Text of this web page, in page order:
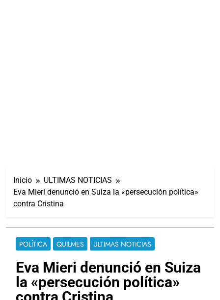
Inicio
ULTIMAS NOTICIAS
Eva Mieri denunció en Suiza la «persecución política»
contra Cristina
POLÍTICA QUILMES ULTIMAS NOTICIAS
Eva Mieri denunció en Suiza
la «persecución política»